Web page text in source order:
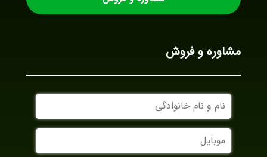
مشاوره و فروش
نام
و
نام
خانوادگی
موبایل